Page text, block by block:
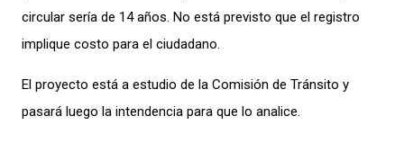
circular sería de 14 años. No está previsto que el registro
implique costo para el ciudadano.
El proyecto está a estudio de la Comisión de Tránsito y
pasará luego la intendencia para que lo analice.